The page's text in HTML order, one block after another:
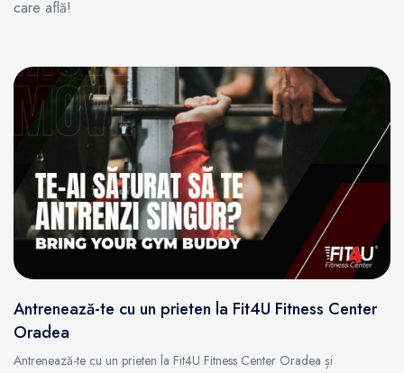
care află!
Antrenează-te cu un prieten la Fit4U Fitness Center
Oradea
Antrenează-te cu un prieten la Fit4U Fitness Center Oradea și